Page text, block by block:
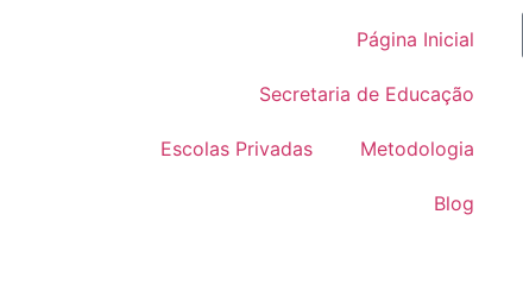
Página Inicial
Secretaria de Educação
Escolas Privadas Metodologia
Blog